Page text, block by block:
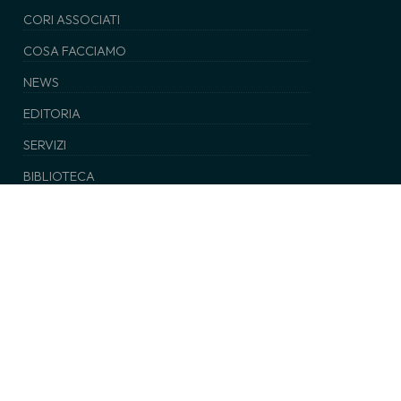
CORI ASSOCIATI
COSA FACCIAMO
NEWS
EDITORIA
SERVIZI
BIBLIOTECA